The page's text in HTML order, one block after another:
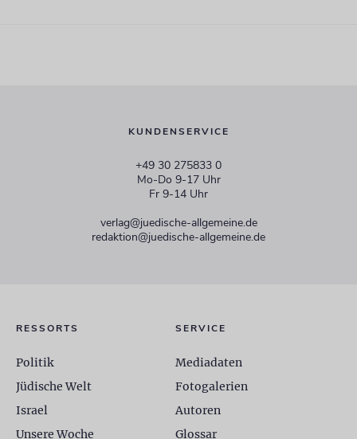
KUNDENSERVICE
+49 30 275833 0
Mo-Do 9-17 Uhr
Fr 9-14 Uhr
verlag@juedische-allgemeine.de
redaktion@juedische-allgemeine.de
RESSORTS
Politik
Jüdische Welt
Israel
Unsere Woche
SERVICE
Mediadaten
Fotogalerien
Autoren
Glossar